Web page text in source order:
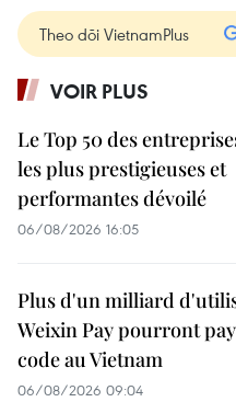
Theo dõi VietnamPlus
VOIR PLUS
Le Top 50 des
les plus prestigieuses et
performantes dévoilé
06/08/2026 16:05
Plus d'un milliard
Weixin Pay pourront
code au Vietnam
06/08/2026 09:04